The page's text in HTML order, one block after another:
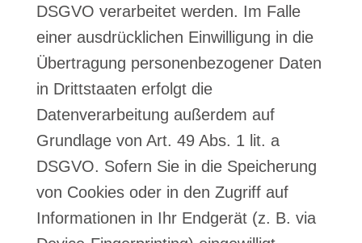
DSGVO verarbeitet werden. Im Falle
einer ausdrücklichen Einwilligung in die
Übertragung personenbezogener Daten
in Drittstaaten erfolgt die
Datenverarbeitung außerdem auf
Grundlage von Art. 49 Abs. 1 lit. a
DSGVO. Sofern Sie in die Speicherung
von Cookies oder in den Zugriff auf
Informationen in Ihr Endgerät (z. B. via